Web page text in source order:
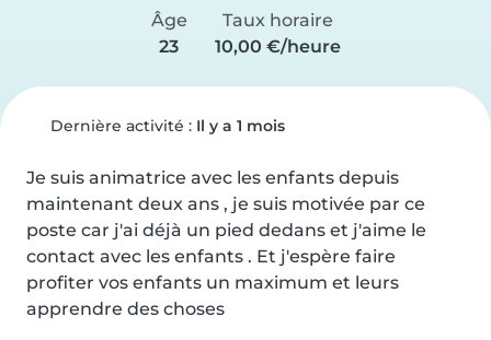
Âge
23
Taux horaire
10,00 €/heure
Dernière activité : Il y a 1 mois
Je suis animatrice avec les enfants depuis
maintenant deux ans , je suis motivée par ce
poste car j'ai déjà un pied dedans et j'aime le
contact avec les enfants . Et j'espère faire
profiter vos enfants un maximum et leurs
apprendre des choses